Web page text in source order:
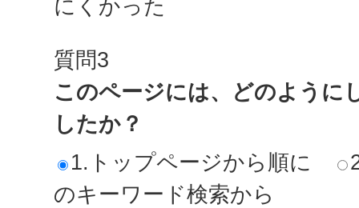
にくかった
質問3
このページには、どのように
したか？
1.トップページから順に
のキーワード検索から